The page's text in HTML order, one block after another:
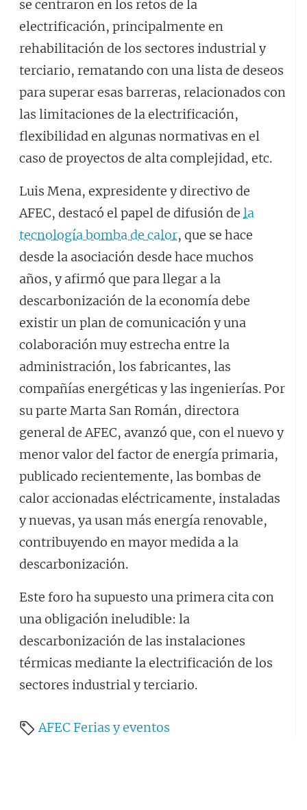
se centraron en los retos de la
electrificación, principalmente en
rehabilitación de los sectores industrial y
terciario, rematando con una lista de deseos
para superar esas barreras, relacionados con
las limitaciones de la electrificación,
flexibilidad en algunas normativas en el
caso de proyectos de alta complejidad, etc.
Luis Mena, expresidente y directivo de
AFEC, destacó el papel de difusión de la
tecnología bomba de calor, que se hace
desde la asociación desde hace muchos
años, y afirmó que para llegar a la
descarbonización de la economía debe
existir un plan de comunicación y una
colaboración muy estrecha entre la
administración, los fabricantes, las
compañías energéticas y las ingenierías. Por
su parte Marta San Román, directora
general de AFEC, avanzó que, con el nuevo y
menor valor del factor de energía primaria,
publicado recientemente, las bombas de
calor accionadas eléctricamente, instaladas
y nuevas, ya usan más energía renovable,
contribuyendo en mayor medida a la
descarbonización.
Este foro ha supuesto una primera cita con
una obligación ineludible: la
descarbonización de las instalaciones
térmicas mediante la electrificación de los
sectores industrial y terciario.
AFEC Ferias y eventos